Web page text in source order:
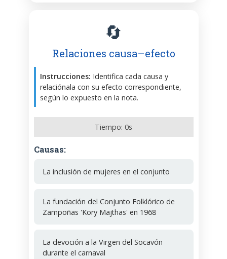
🔄
Relaciones causa–efecto
Instrucciones: Identifica cada causa y
relaciónala con su efecto correspondiente,
según lo expuesto en la nota.
Tiempo: 0s
Causas:
La inclusión de mujeres en el conjunto
La fundación del Conjunto Folklórico de
Zampoñas 'Kory Majthas' en 1968
La devoción a la Virgen del Socavón
durante el carnaval